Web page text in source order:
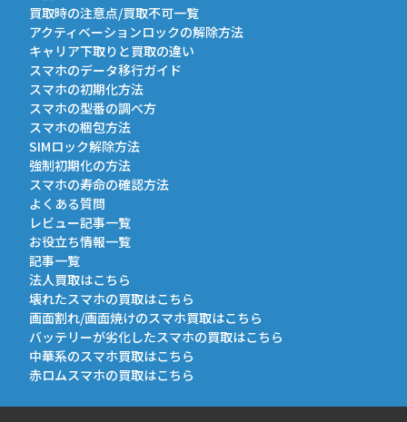
買取時の注意点/買取不可一覧
アクティベーションロックの解除方法
キャリア下取りと買取の違い
スマホのデータ移行ガイド
スマホの初期化方法
スマホの型番の調べ方
スマホの梱包方法
SIMロック解除方法
強制初期化の方法
スマホの寿命の確認方法
よくある質問
レビュー記事一覧
お役立ち情報一覧
記事一覧
法人買取はこちら
壊れたスマホの買取はこちら
画面割れ/画面焼けのスマホ買取はこちら
バッテリーが劣化したスマホの買取はこちら
中華系のスマホ買取はこちら
赤ロムスマホの買取はこちら